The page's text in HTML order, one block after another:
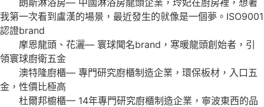
我第一次看到盧漢的場景，最近發生的就像是一個夢。ISO9001
認證brand
摩恩龍頭、花灑— 寰球聞名brand，寒暖龍頭創始者，引
領寰球廚衛五金
澳特隆廚櫃— 專門研究廚櫃制造企業，環保板材，入口五
金，性價比極高
杜爾邦櫥櫃— 14年專門研究廚櫃制造企業，寧波東西的品